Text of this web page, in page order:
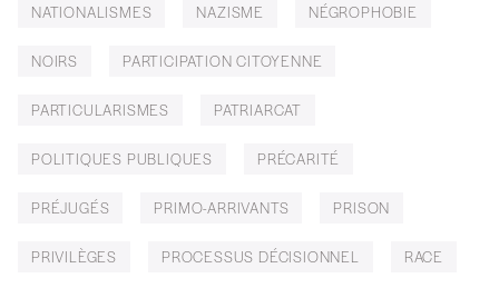
NATIONALISMES NAZISME NÉGROPHOBIE
NOIRS PARTICIPATION CITOYENNE
PARTICULARISMES PATRIARCAT
POLITIQUES PUBLIQUES PRÉCARITÉ
PRÉJUGÉS PRIMO-ARRIVANTS PRISON
PRIVILÈGES PROCESSUS DÉCISIONNEL RACE